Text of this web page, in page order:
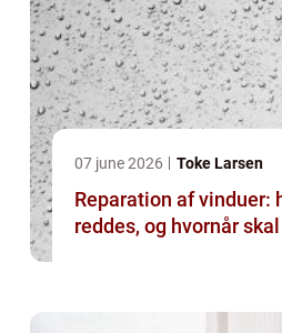
07 june 2026 Toke Larsen
Reparation af vinduer:
reddes, og hvornår